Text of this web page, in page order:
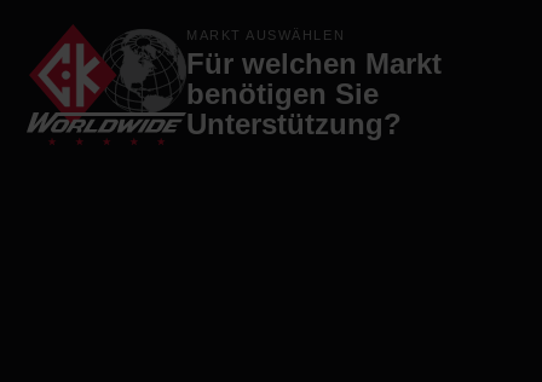
Produkte Marken Firma Kontakt
MARKT AUSWÄHLEN
Für welchen Markt
benötigen Sie
Unterstützung?